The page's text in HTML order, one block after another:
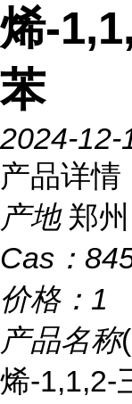
烯-
苯
2024-12-
产品详情
产地 郑州
Cas：
价格： 1
产品名称
烯-1,1,2-